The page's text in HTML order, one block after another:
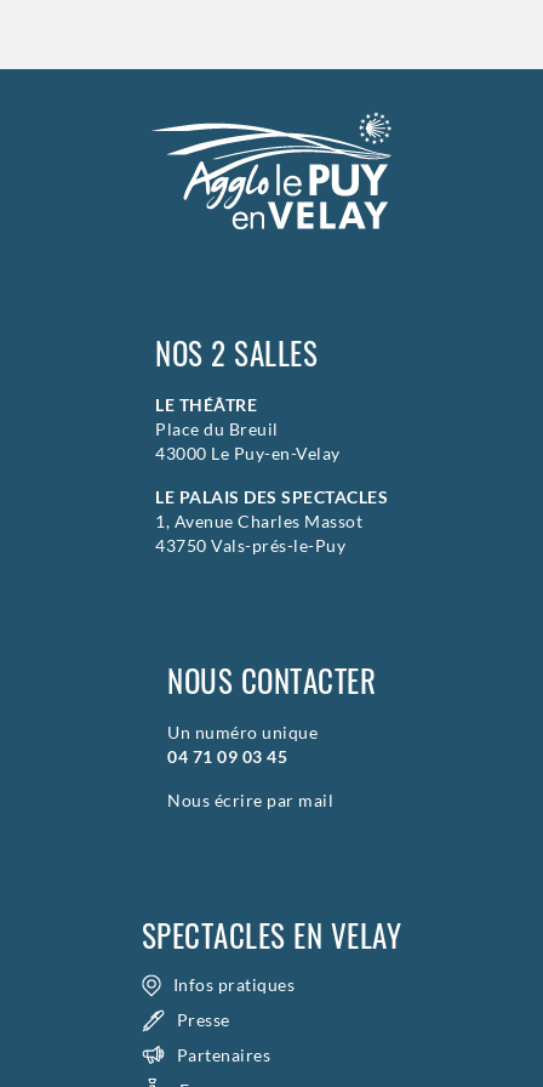
NOS 2 SALLES
LE THÉÂTRE
Place du Breuil
43000 Le Puy-en-Velay
LE PALAIS DES SPECTACLES
1, Avenue Charles Massot
43750 Vals-prés-le-Puy
NOUS CONTACTER
Un numéro unique
04 71 09 03 45
Nous écrire par mail
SPECTACLES EN VELAY
Infos pratiques
Presse
Partenaires